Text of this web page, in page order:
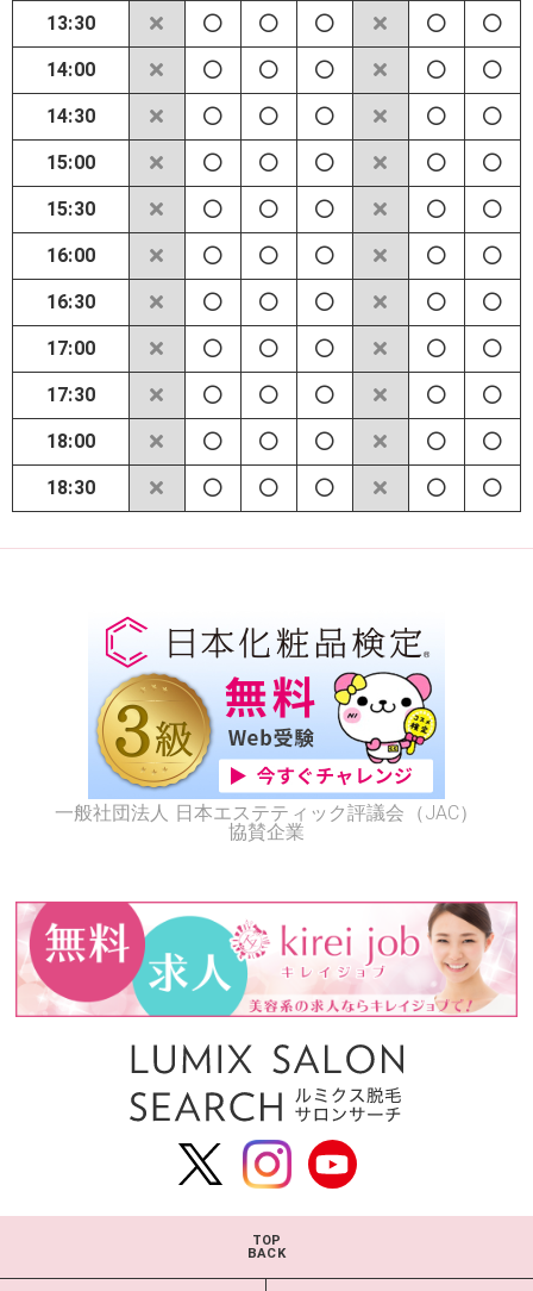
13:30
14:00
14:30
15:00
15:30
16:00
16:30
17:00
17:30
18:00
18:30
一般社団法人 日本エステティック評議会（JAC）
協賛企業
TOP
BACK